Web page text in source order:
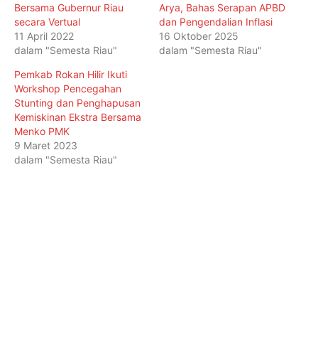
Bersama Gubernur Riau
secara Vertual
11 April 2022
dalam "Semesta Riau"
Arya, Bahas Serapan APBD
dan Pengendalian Inflasi
16 Oktober 2025
dalam "Semesta Riau"
Pemkab Rokan Hilir Ikuti
Workshop Pencegahan
Stunting dan Penghapusan
Kemiskinan Ekstra Bersama
Menko PMK
9 Maret 2023
dalam "Semesta Riau"